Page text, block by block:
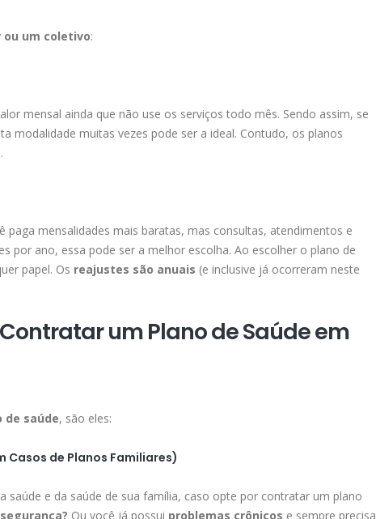
um coletivo:
mensal ainda que não use os serviços todo mês. Sendo assim, se
modalidade muitas vezes pode ser a ideal. Contudo, os planos
paga mensalidades mais baratas, mas consultas, atendimentos e
por ano, essa pode ser a melhor escolha. Ao escolher o plano de
papel. Os reajustes são anuais (e inclusive já ocorreram neste
um Plano de Saúde em
de saúde, são eles:
Casos de Planos Familiares)
saúde e da saúde de sua família, caso opte por contratar um plano
Ou você já possui problemas crônicos e sempre precisa